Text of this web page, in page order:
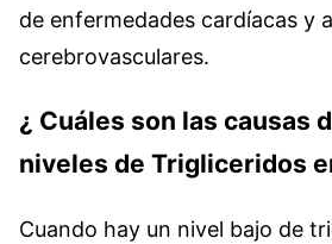
de enfermedades cardíacas y
cerebrovasculares.
¿ Cuáles son las causas
niveles de Trigliceridos
Cuando hay un nivel bajo de